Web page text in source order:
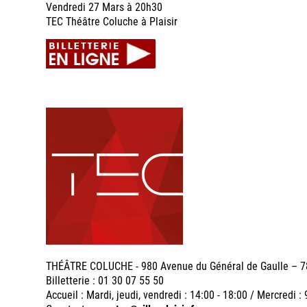
Vendredi 27 Mars à 20h30
TEC Théâtre Coluche à Plaisir
THÉÂTRE COLUCHE - 980 Avenue du Général de Gaulle –
Billetterie : 01 30 07 55 50
Accueil : Mardi, jeudi, vendredi : 14:00 - 18:00 / Mercredi :